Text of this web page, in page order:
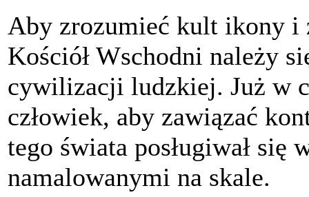
Aby zrozumieć kult ikony i
Kościół Wschodni należy
cywilizacji ludzkiej. Już w
człowiek, aby zawiązać
tego świata posługiwał
namalowanymi na skale.